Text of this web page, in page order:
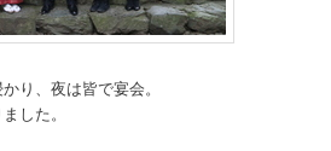
り、夜は皆で宴会。
した。